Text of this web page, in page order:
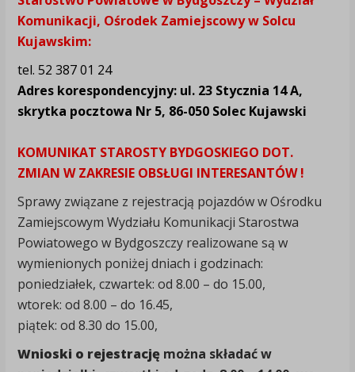
Komunikacji, Ośrodek Zamiejscowy w Solcu
Kujawskim:
tel. 52 387 01 24
Adres korespondencyjny: ul. 23 Stycznia 14 A,
skrytka pocztowa Nr 5, 86-050 Solec Kujawski
KOMUNIKAT STAROSTY BYDGOSKIEGO DOT.
ZMIAN W ZAKRESIE OBSŁUGI INTERESANTÓW !
Sprawy związane z rejestracją pojazdów w Ośrodku
Zamiejscowym Wydziału Komunikacji Starostwa
Powiatowego w Bydgoszczy realizowane są w
wymienionych poniżej dniach i godzinach:
poniedziałek, czwartek: od 8.00 – do 15.00,
wtorek: od 8.00 – do 16.45,
piątek: od 8.30 do 15.00,
Wnioski o rejestracjęmożna składać w